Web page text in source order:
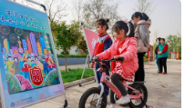
日本語 한국어